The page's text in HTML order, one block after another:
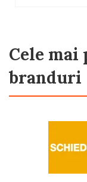
Cele mai
branduri